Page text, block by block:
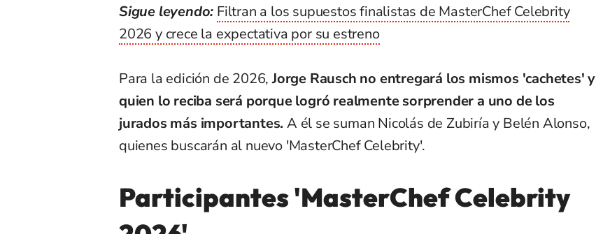
Sigue leyendo: Filtran a los supuestos finalistas de MasterChef Celebrity
2026 y crece la expectativa por su estreno
Para la edición de 2026,Jorge Rausch no entregará los mismos 'cachetes' y
quien lo reciba será porque logró realmente sorprender a uno de los
jurados más importantes.A él se suman Nicolás de Zubiría y Belén Alonso,
quienes buscarán al nuevo 'MasterChef Celebrity'.
Participantes 'MasterChef Celebrity